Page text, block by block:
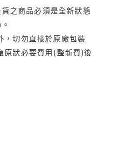
之商品必須是全新狀態
，切勿直接於原廠包裝
原狀必要費用(整新費)後